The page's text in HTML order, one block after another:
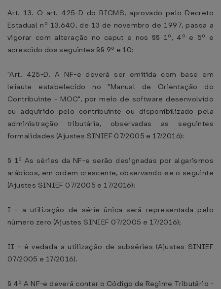
Art. 13. O art. 425-D do RICMS, aprovado pelo Decreto
Estadual nº 13.640, de 13 de novembro de 1997, passa a
vigorar com alteração no caput e nos §§ 1º, 4º e 5º e
acrescido dos seguintes §§ 9º e 10:
"Art. 425-D. A NF-e deverá ser emitida com base em
leiaute estabelecido no "Manual de Orientação do
Contribuinte - MOC", por meio de software desenvolvido
ou adquirido pelo contribuinte ou disponibilizado pela
administração tributária, observadas as seguintes
formalidades (Ajustes SINIEF 07/2005 e 17/2016):
§ 1º As séries da NF-e serão designadas por algarismos
arábicos, em ordem crescente, observando-se o seguinte
(Ajustes SINIEF 07/2005 e 17/2016):
I - a utilização de série única será representada pelo
número zero (Ajustes SINIEF 07/2005 e 17/2016);
II - é vedada a utilização de subséries (Ajustes SINIEF
07/2005 e 17/2016).
§ 4º A NF-e deverá conter o Código de Regime Tributário -